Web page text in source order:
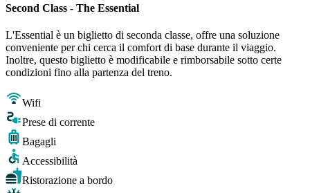
Second Class - The Essential
L'Essential è un biglietto di seconda classe, offre una soluzione
conveniente per chi cerca il comfort di base durante il viaggio.
Inoltre, questo biglietto è modificabile e rimborsabile sotto certe
condizioni fino alla partenza del treno.
Wifi
Prese di corrente
Bagagli
Accessibilità
Ristorazione a bordo